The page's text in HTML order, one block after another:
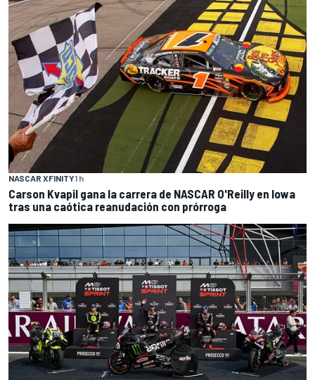
NASCAR XFINITY1 h
Carson Kvapil gana la carrera de NASCAR O'Reilly en Iowa
tras una caótica reanudación con prórroga